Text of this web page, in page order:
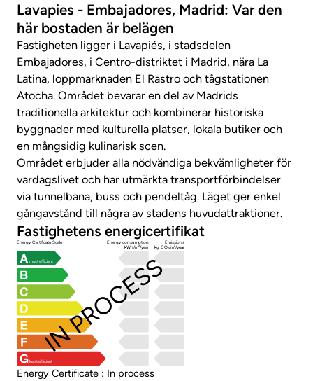
Lavapies - Embajadores, Madrid: Var den
här bostaden är belägen
Fastigheten ligger i Lavapiés, i stadsdelen
Embajadores, i Centro-distriktet i Madrid, nära La
Latina, loppmarknaden El Rastro och tågstationen
Atocha. Området bevarar en del av Madrids
traditionella arkitektur och kombinerar historiska
byggnader med kulturella platser, lokala butiker och
en mångsidig kulinarisk scen.
Området erbjuder alla nödvändiga bekvämligheter för
vardagslivet och har utmärkta transportförbindelser
via tunnelbana, buss och pendeltåg. Läget ger enkel
gångavstånd till några av stadens huvudattraktioner.
Fastighetens energicertifikat
Energy Certificate Scale
Energy consumption
kWh/m²/year
Emissions
kg CO₂/m²/year
most efficient
least efficient
IN PROCESS
Energy Certificate : In process